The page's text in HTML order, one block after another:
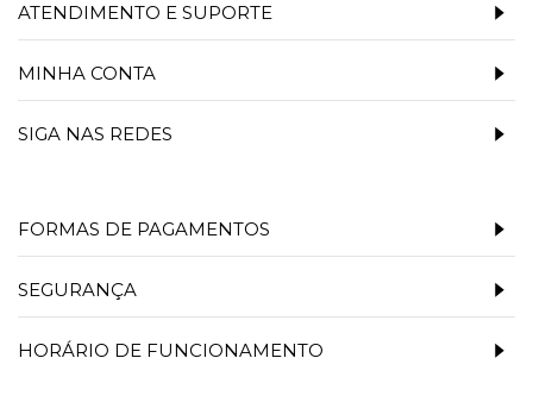
ATENDIMENTO E SUPORTE
MINHA CONTA
SIGA NAS REDES
FORMAS DE PAGAMENTOS
SEGURANÇA
HORÁRIO DE FUNCIONAMENTO